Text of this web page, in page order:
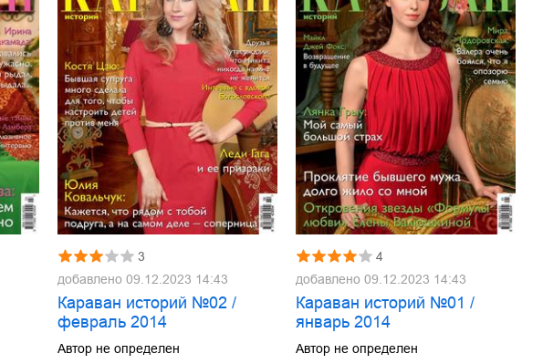
3
добавлено09.12.2023 14:43
Караван историй №02 /
февраль 2014
Автор не определен
4
добавлено09.12.2023 14:43
Караван историй №01 /
январь 2014
Автор не определен